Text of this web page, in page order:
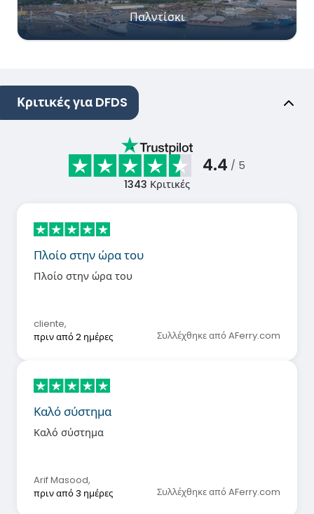
Παλντίσκι
Κριτικές για DFDS
4.4 / 5
1343 Κριτικές
Πλοίο στην ώρα του
Πλοίο στην ώρα του
cliente,
πριν από 2 ημέρες
Συλλέχθηκε από AFerry.com
Καλό σύστημα
Καλό σύστημα
Arif Masood,
πριν από 3 ημέρες
Συλλέχθηκε από AFerry.com